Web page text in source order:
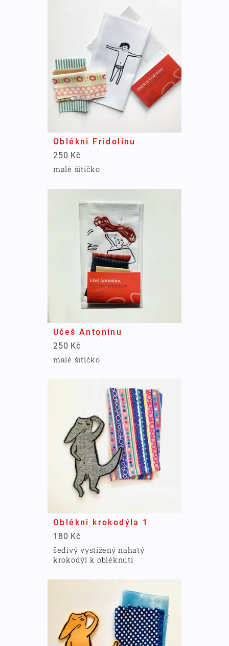
Oblékni Fridolínu
250 Kč
malé šitíčko
Učeš Antonínu
250 Kč
malé šitíčko
Oblékni krokodýla 1
180 Kč
šedivý vystižený nahatý
krokodýl k obléknutí